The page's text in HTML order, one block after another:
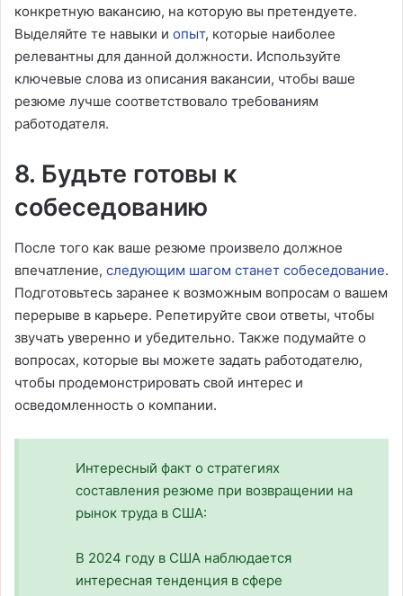
конкретную вакансию, на которую вы претендуете.
Выделяйте те навыки и опыт, которые наиболее
релевантны для данной должности. Используйте
ключевые слова из описания вакансии, чтобы ваше
резюме лучше соответствовало требованиям
работодателя.
8. Будьте готовы к
собеседованию
После того как ваше резюме произвело должное
впечатление, следующим шагом станет собеседование.
Подготовьтесь заранее к возможным вопросам о вашем
перерыве в карьере. Репетируйте свои ответы, чтобы
звучать уверенно и убедительно. Также подумайте о
вопросах, которые вы можете задать работодателю,
чтобы продемонстрировать свой интерес и
осведомленность о компании.
Интересный факт о стратегиях
составления резюме при возвращении на
рынок труда в США:
В 2024 году в США наблюдается
интересная тенденция в сфере